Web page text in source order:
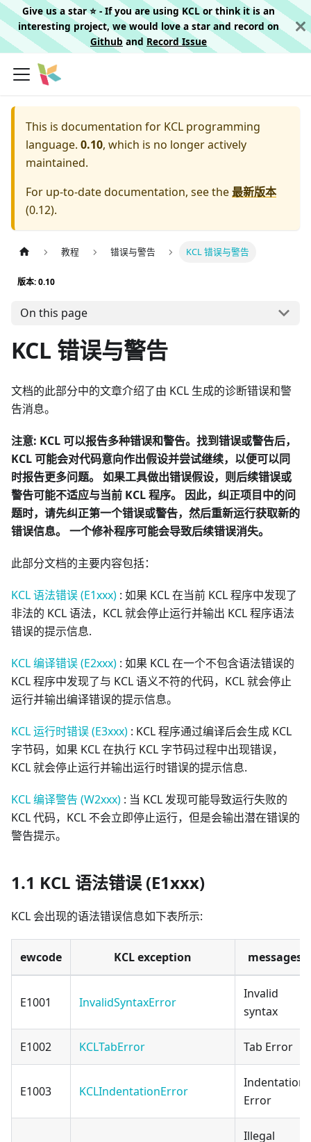
Give us a star ⭐️ - If you are using KCL or think it is an
interesting project, we would love a star and record on
Githuband Record Issue
This is documentation for KCL programming
language. 0.10, which is no longer actively
maintained.
For up-to-date documentation, see the最新版本
(0.12).
教程 错误与警告 KCL 错误与警告
版本: 0.10
On this page
KCL 错误与警告
文档的此部分中的文章介绍了由 KCL 生成的诊断错误和警
告消息。
注意: KCL 可以报告多种错误和警告。找到错误或警告后，
KCL 可能会对代码意向作出假设并尝试继续，以便可以同
时报告更多问题。 如果工具做出错误假设，则后续错误或
警告可能不适应与当前 KCL 程序。 因此，纠正项目中的问
题时，请先纠正第一个错误或警告，然后重新运行获取新的
错误信息。 一个修补程序可能会导致后续错误消失。
此部分文档的主要内容包括：
KCL 语法错误 (E1xxx) : 如果 KCL 在当前 KCL 程序中发现了
非法的 KCL 语法，KCL 就会停止运行并输出 KCL 程序语法
错误的提示信息.
KCL 编译错误 (E2xxx) : 如果 KCL 在一个不包含语法错误的
KCL 程序中发现了与 KCL 语义不符的代码，KCL 就会停止
运行并输出编译错误的提示信息。
KCL 运行时错误 (E3xxx) : KCL 程序通过编译后会生成 KCL
字节码，如果 KCL 在执行 KCL 字节码过程中出现错误，
KCL 就会停止运行并输出运行时错误的提示信息.
KCL 编译警告 (W2xxx) : 当 KCL 发现可能导致运行失败的
KCL 代码，KCL 不会立即停止运行，但是会输出潜在错误的
警告提示。
1.1 KCL 语法错误 (E1xxx)
KCL 会出现的语法错误信息如下表所示:
ewcode KCL exception messages
E1001 InvalidSyntaxError
Invalid
syntax
E1002 KCLTabError Tab Error
E1003 KCLIndentationError
Indentation
Error
Illegal